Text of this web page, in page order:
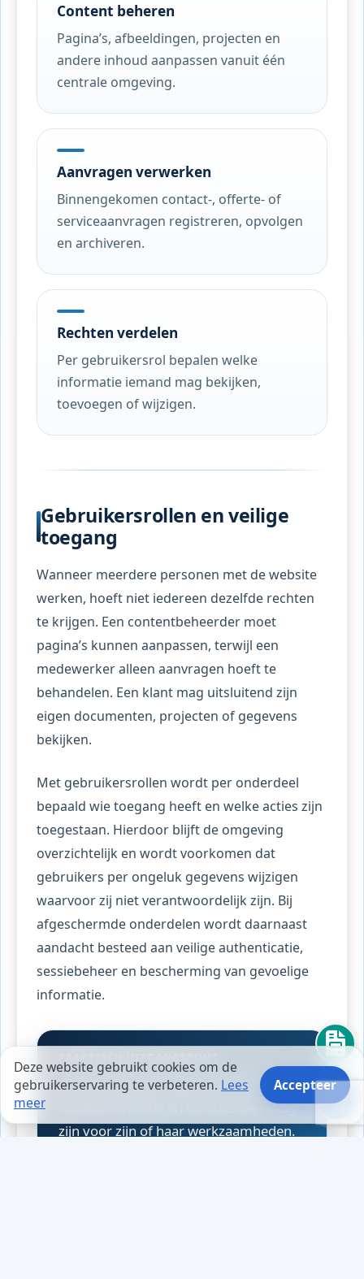
Content beheren
Pagina’s, afbeeldingen, projecten en
andere inhoud aanpassen vanuit één
centrale omgeving.
Aanvragen verwerken
Binnengekomen contact-, offerte- of
serviceaanvragen registreren, opvolgen
en archiveren.
Rechten verdelen
Per gebruikersrol bepalen welke
informatie iemand mag bekijken,
toevoegen of wijzigen.
Gebruikersrollen en veilige
toegang
Wanneer meerdere personen met de website
werken, hoeft niet iedereen dezelfde rechten
te krijgen. Een contentbeheerder moet
pagina’s kunnen aanpassen, terwijl een
medewerker alleen aanvragen hoeft te
behandelen. Een klant mag uitsluitend zijn
eigen documenten, projecten of gegevens
bekijken.
Met gebruikersrollen wordt per onderdeel
bepaald wie toegang heeft en welke acties zijn
toegestaan. Hierdoor blijft de omgeving
overzichtelijk en wordt voorkomen dat
gebruikers per ongeluk gegevens wijzigen
waarvoor zij niet verantwoordelijk zijn. Bij
afgeschermde onderdelen wordt daarnaast
aandacht besteed aan veilige authenticatie,
sessiebeheer en bescherming van gevoelige
informatie.
Iedere gebruiker krijgt alleen toegang
tot de informatie en functies die nodig
zijn voor zijn of haar werkzaamheden.
Deze website gebruikt cookies om de
gebruikerservaring te verbeteren. Lees
meer
Accepteer